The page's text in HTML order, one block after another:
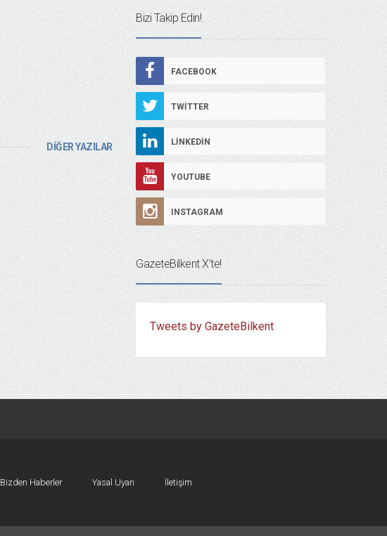
DİĞER YAZILAR
Bizi Takip Edin!
FACEBOOK
TWITTER
LINKEDIN
YOUTUBE
INSTAGRAM
GazeteBilkent X’te!
Tweets by GazeteBilkent
Bizden Haberler Yasal Uyarı İletişim